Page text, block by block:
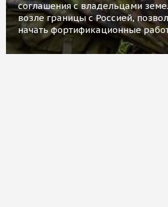
соглашения с владельцами
возле границы с Россией,
начать фортификационные